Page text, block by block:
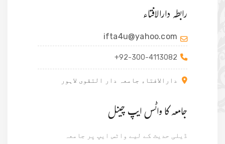
رابطہ دارالافتاء
ifta4u@yahoo.com
+92-300-4113082
دارالافتاء جامعہ دار التقوی لاہور
جامعہ کا واٹس ایپ چینل
ڈیلی حدیث کے لیے واٹس ایپ پر جامعہ